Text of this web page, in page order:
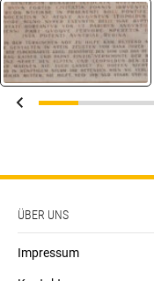
ÜBER UNS
Impressum